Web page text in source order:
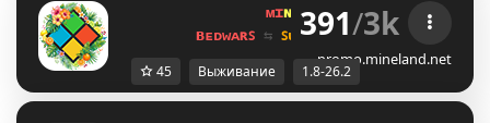
ᴍɪɴᴇ ʟᴀɴᴅ ɴᴇᴛᴡᴏʀᴋ ☀
ʙᴇᴅᴡᴀʀꜱ ⇆ ꜱᴜʀᴠɪᴠᴀʟ ꜱᴍᴘ ⇆ ꜱᴋʏʙʟᴏᴄᴋ
391/3k
promo.mineland.net
45 Выживание 1.8-26.2